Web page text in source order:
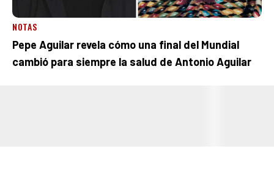
NOTAS
Pepe Aguilar revela cómo una final del Mundial
cambió para siempre la salud de Antonio Aguilar